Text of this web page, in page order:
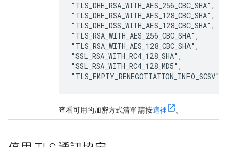
"TLS_DHE_RSA_WITH_AES_256_CBC_SHA",
"TLS_DHE_RSA_WITH_AES_128_CBC_SHA",
"TLS_DHE_DSS_WITH_AES_128_CBC_SHA",
"TLS_RSA_WITH_AES_256_CBC_SHA",
"TLS_RSA_WITH_AES_128_CBC_SHA",
"SSL_RSA_WITH_RC4_128_SHA",
"SSL_RSA_WITH_RC4_128_MD5",
"TLS_EMPTY_RENEGOTIATION_INFO_SCSV"
查看可用的加密方式清單 請按這裡 。